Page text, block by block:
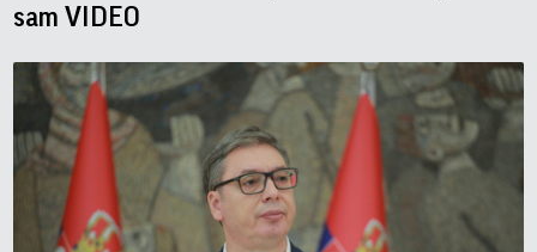
sam VIDEO